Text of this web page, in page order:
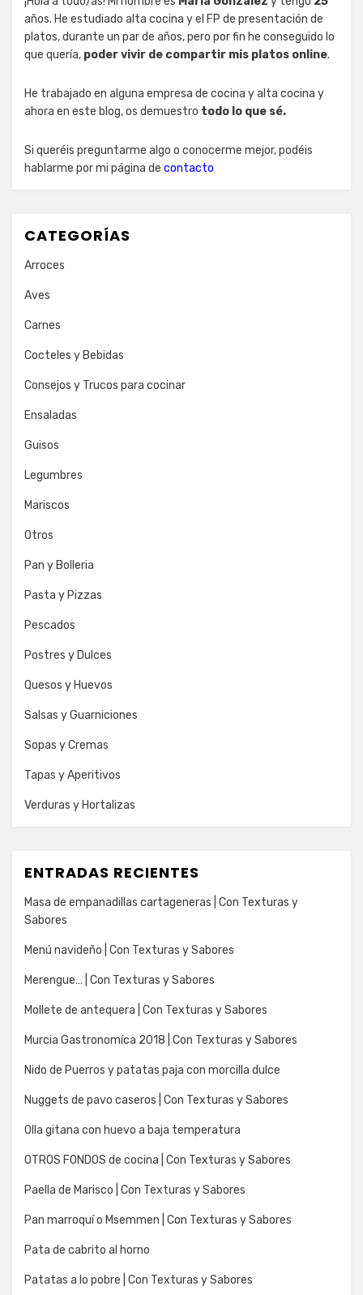
años. He estudiado alta cocina y el FP de presentación de
platos, durante un par de años, pero por fin he conseguido lo
que quería, poder vivir de compartir mis platos online.
He trabajado en alguna empresa de cocina y alta cocina y
ahora en este blog, os demuestro todo lo que sé.
Si queréis preguntarme algo o conocerme mejor, podéis
hablarme por mi página de contacto
CATEGORÍAS
Arroces
Aves
Carnes
Cocteles y Bebidas
Consejos y Trucos para cocinar
Ensaladas
Guisos
Legumbres
Mariscos
Otros
Pan y Bolleria
Pasta y Pizzas
Pescados
Postres y Dulces
Quesos y Huevos
Salsas y Guarniciones
Sopas y Cremas
Tapas y Aperitivos
Verduras y Hortalizas
ENTRADAS RECIENTES
Masa de empanadillas cartageneras | Con Texturas y
Sabores
Menú navideño | Con Texturas y Sabores
Merengue… | Con Texturas y Sabores
Mollete de antequera | Con Texturas y Sabores
Murcia Gastronomíca 2018 | Con Texturas y Sabores
Nido de Puerros y patatas paja con morcilla dulce
Nuggets de pavo caseros | Con Texturas y Sabores
Olla gitana con huevo a baja temperatura
OTROS FONDOS de cocina | Con Texturas y Sabores
Paella de Marisco | Con Texturas y Sabores
Pan marroquí o Msemmen | Con Texturas y Sabores
Pata de cabrito al horno
Patatas a lo pobre | Con Texturas y Sabores